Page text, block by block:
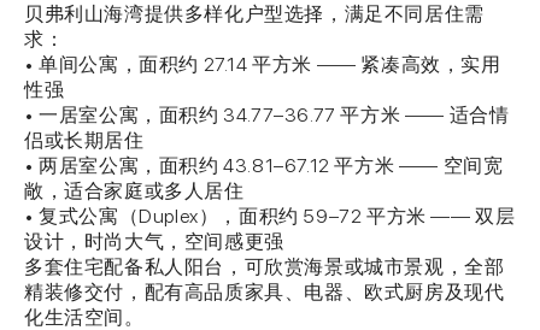
贝弗利山海湾提供多样化户型选择，满足不同居住需
求：
• 单间公寓，面积约 27.14 平方米 —— 紧凑高效，实用
性强
• 一居室公寓，面积约 34.77–36.77 平方米 —— 适合情
侣或长期居住
• 两居室公寓，面积约 43.81–67.12 平方米 —— 空间宽
敞，适合家庭或多人居住
• 复式公寓（Duplex），面积约 59–72 平方米 —— 双层
设计，时尚大气，空间感更强
多套住宅配备私人阳台，可欣赏海景或城市景观，全部
精装修交付，配有高品质家具、电器、欧式厨房及现代
化生活空间。